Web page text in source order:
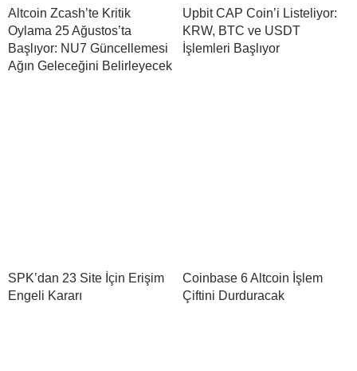
Altcoin Zcash’te Kritik
Oylama 25 Ağustos’ta
Başlıyor: NU7 Güncellemesi
Ağın Geleceğini Belirleyecek
Upbit CAP Coin’i Listeliyor:
KRW, BTC ve USDT
İşlemleri Başlıyor
SPK’dan 23 Site İçin Erişim
Engeli Kararı
Coinbase 6 Altcoin İşlem
Çiftini Durduracak